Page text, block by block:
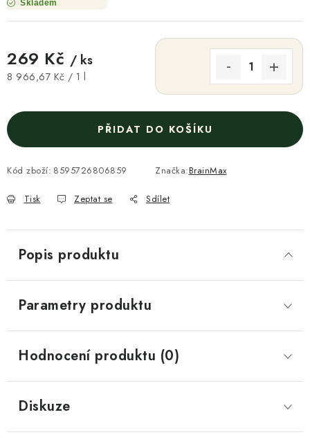
Skladem
269 Kč / ks
Měrná cena:
8 966,67 Kč / 1 l
PŘIDAT DO KOŠÍKU
Kód zboží: 8595726806859 Značka:BrainMax
Tisk Zeptat se Sdílet
Popis produktu
Parametry produktu
Hodnocení produktu (0)
Diskuze